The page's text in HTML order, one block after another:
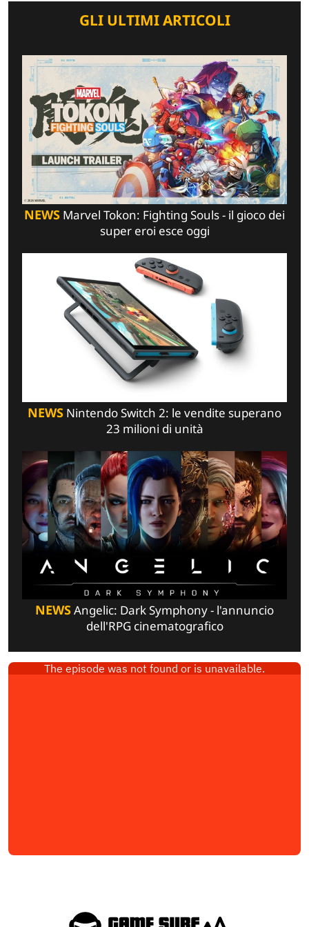
GLI ULTIMI ARTICOLI
NEWS Marvel Tokon: Fighting Souls - il gioco dei
super eroi esce oggi
NEWS Nintendo Switch 2: le vendite superano
23 milioni di unità
NEWSAngelic: Dark Symphony - l'annuncio
dell'RPG cinematografico